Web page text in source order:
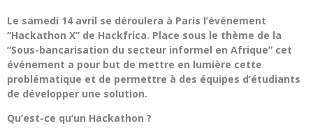
Le samedi 14 avril se déroulera à Paris l’événement
“Hackathon X” de Hackfrica. Place sous le thème de la
“Sous-bancarisation du secteur informel en Afrique” cet
événement a pour but de mettre en lumière cette
problématique et de permettre à des équipes d’étudiants
de développer une solution.
Qu’est-ce qu’un Hackathon ?